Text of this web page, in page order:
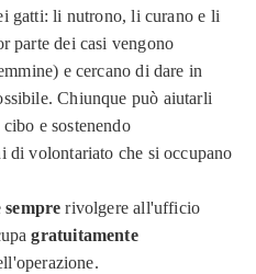
gatti: li nutrono, li curano e li
parte dei casi vengono
e cercano di dare in
Chiunque può aiutarli
e sostenendo
di volontariato che si occupano
semprerivolgere all'ufficio
gratuitamente